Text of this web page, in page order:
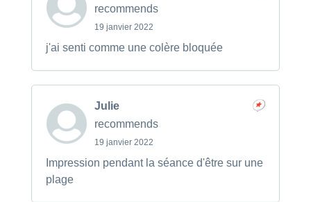
recommends
19 janvier 2022
j'ai senti comme une colère bloquée
Julie
recommends
19 janvier 2022
Impression pendant la séance d'être sur une
plage